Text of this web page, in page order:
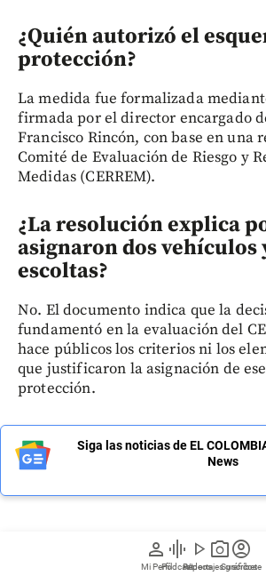
person
Mi Perfil
graphic_eq
Pódcast
play_arrow
Videos
photo_camera
Reportajes gráficos
account_circle
Suscríbete
¿Quién autorizó el
protección?
La medida fue formalizada
firmada por el director encargado
Francisco Rincón, con base en una
Comité de Evaluación de Riesgo y
Medidas (CERREM).
¿La resolución explica
asignaron dos vehículos
escoltas?
No. El documento indica que la
fundamentó en la evaluación del
hace públicos los criterios ni los
que justificaron la asignación de
protección.
Siga las noticias de EL
News
Regístrate a nuestro